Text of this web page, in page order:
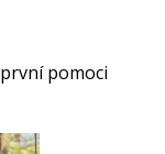
pomoci